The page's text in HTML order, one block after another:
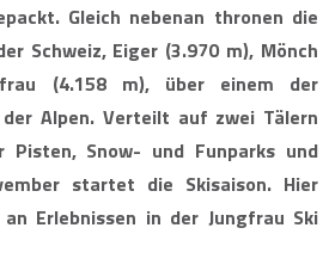
Gleich nebenan thronen die
Schweiz, Eiger (3.970 m), Mönch
(4.158 m), über einem der
Alpen. Verteilt auf zwei Tälern
Pisten, Snow- und Funparks und
startet die Skisaison. Hier
Erlebnissen in der Jungfrau Ski